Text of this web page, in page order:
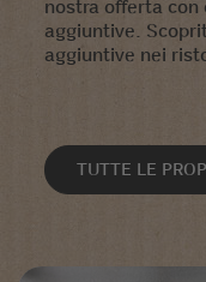
nostra offerta con
aggiuntive.
aggiuntive nei
TUTTE LE